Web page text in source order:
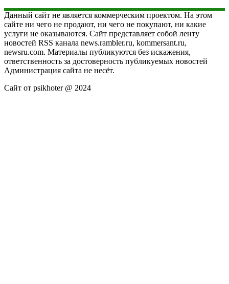
Данный сайт не является коммерческим проектом. На этом
сайте ни чего не продают, ни чего не покупают, ни какие
услуги не оказываются. Сайт представляет собой ленту
новостей RSS канала news.rambler.ru, kommersant.ru,
newsru.com. Материалы публикуются без искажения,
ответственность за достоверность публикуемых новостей
Администрация сайта не несёт.
Сайт от psikhoter @ 2024